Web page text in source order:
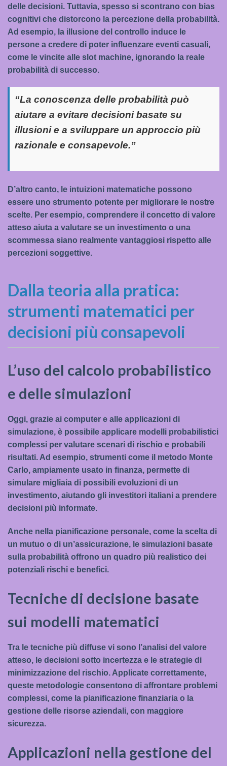
delle decisioni. Tuttavia, spesso si scontrano con bias
cognitivi che distorcono la percezione della probabilità.
Ad esempio, la illusione del controllo induce le
persone a credere di poter influenzare eventi casuali,
come le vincite alle slot machine, ignorando la reale
probabilità di successo.
“La conoscenza delle probabilità può
aiutare a evitare decisioni basate su
illusioni e a sviluppare un approccio più
razionale e consapevole.”
D’altro canto, le intuizioni matematiche possono
essere uno strumento potente per migliorare le nostre
scelte. Per esempio, comprendere il concetto di valore
atteso aiuta a valutare se un investimento o una
scommessa siano realmente vantaggiosi rispetto alle
percezioni soggettive.
Dalla teoria alla pratica:
strumenti matematici per
decisioni più consapevoli
L’uso del calcolo probabilistico
e delle simulazioni
Oggi, grazie ai computer e alle applicazioni di
simulazione, è possibile applicare modelli probabilistici
complessi per valutare scenari di rischio e probabili
risultati. Ad esempio, strumenti come il metodo Monte
Carlo, ampiamente usato in finanza, permette di
simulare migliaia di possibili evoluzioni di un
investimento, aiutando gli investitori italiani a prendere
decisioni più informate.
Anche nella pianificazione personale, come la scelta di
un mutuo o di un’assicurazione, le simulazioni basate
sulla probabilità offrono un quadro più realistico dei
potenziali rischi e benefici.
Tecniche di decisione basate
sui modelli matematici
Tra le tecniche più diffuse vi sono l’analisi del valore
atteso, le decisioni sotto incertezza e le strategie di
minimizzazione del rischio. Applicate correttamente,
queste metodologie consentono di affrontare problemi
complessi, come la pianificazione finanziaria o la
gestione delle risorse aziendali, con maggiore
sicurezza.
Applicazioni nella gestione del